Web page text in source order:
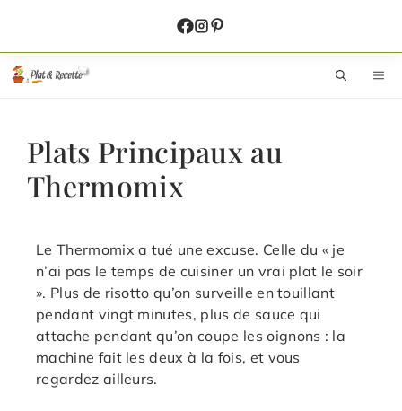
contenu
Plats Principaux au
Thermomix
Le Thermomix a tué une excuse. Celle du « je
n’ai pas le temps de cuisiner un vrai plat le soir
». Plus de risotto qu’on surveille en touillant
pendant vingt minutes, plus de sauce qui
attache pendant qu’on coupe les oignons : la
machine fait les deux à la fois, et vous
regardez ailleurs.